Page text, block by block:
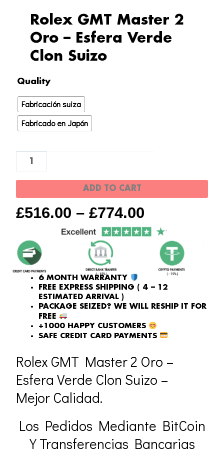
Rolex GMT Master 2
Oro – Esfera Verde
Clon Suizo
£516.00 – £774.00
Quality
Fabricación suiza
Fabricado en Japón
Rolex
Master
Oro
-
Esfera
Verde
Suizo
quantity
ADD TO CART
6 MONTH WARRANTY
FREE EXPRESS SHIPPING ( 4 – 12
ESTIMATED ARRIVAL )
PACKAGE SEIZED? WE WILL RESHIP IT FOR
FREE
+1000 HAPPY CUSTOMERS
SAFE CREDIT CARD PAYMENTS
Rolex GMT Master 2 Oro –
Esfera Verde Clon Suizo –
Mejor Calidad.
Los Pedidos Mediante BitCoin
Y Transferencias Bancarias